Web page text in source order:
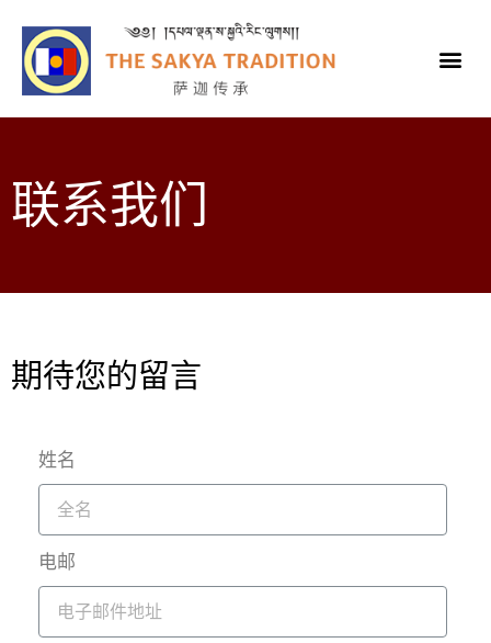
联系我们
期待您的留言
姓名
电邮